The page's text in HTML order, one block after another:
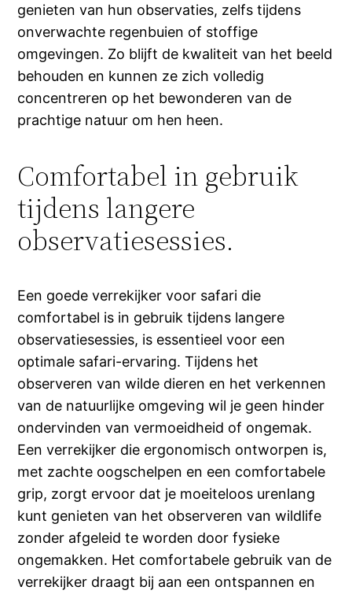
genieten van hun observaties, zelfs tijdens
onverwachte regenbuien of stoffige
omgevingen. Zo blijft de kwaliteit van het beeld
behouden en kunnen ze zich volledig
concentreren op het bewonderen van de
prachtige natuur om hen heen.
Comfortabel in gebruik
tijdens langere
observatiesessies.
Een goede verrekijker voor safari die
comfortabel is in gebruik tijdens langere
observatiesessies, is essentieel voor een
optimale safari-ervaring. Tijdens het
observeren van wilde dieren en het verkennen
van de natuurlijke omgeving wil je geen hinder
ondervinden van vermoeidheid of ongemak.
Een verrekijker die ergonomisch ontworpen is,
met zachte oogschelpen en een comfortabele
grip, zorgt ervoor dat je moeiteloos urenlang
kunt genieten van het observeren van wildlife
zonder afgeleid te worden door fysieke
ongemakken. Het comfortabele gebruik van de
verrekijker draagt bij aan een ontspannen en